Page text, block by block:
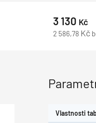
3 130 Kč
2 586,78 Kč
Vlastnosti